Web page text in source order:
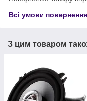
Всі умови повернення
З цим товаром